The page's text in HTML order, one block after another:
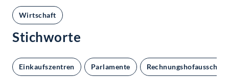
Wirtschaft
Stichworte
Einkaufszentren Parlamente Rechnungshofausschuss